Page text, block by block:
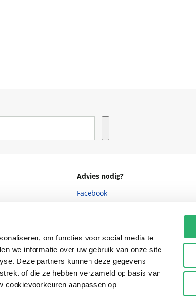
om functies voor social media te
we informatie over uw gebruik van onze site
Deze partners kunnen deze gegevens
of die ze hebben verzameld op basis van
cookievoorkeuren aanpassen op
policy
Advies nodig?
Facebook